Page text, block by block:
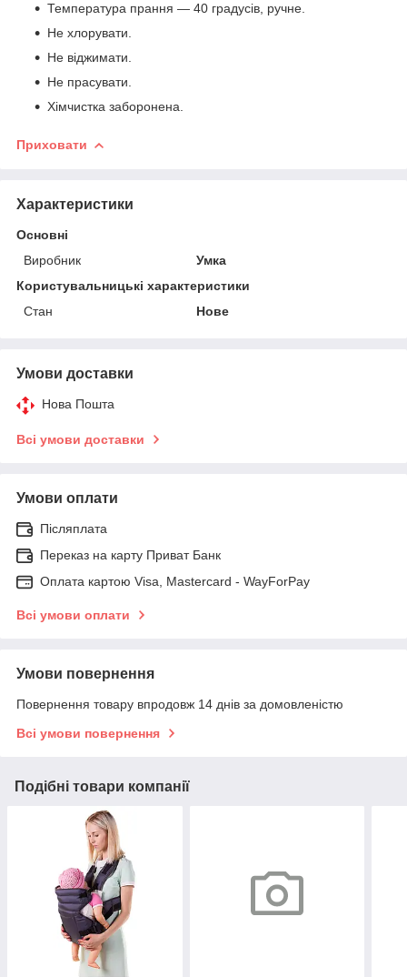
Температура прання — 40 градусів, ручне.
Не хлорувати.
Не віджимати.
Не прасувати.
Хімчистка заборонена.
Приховати
Характеристики
Основні
Виробник
Умка
Користувальницькі характеристики
Стан
Нове
Умови доставки
Нова Пошта
Всі умови доставки
Умови оплати
Післяплата
Переказ на карту Приват Банк
Оплата картою Visa, Mastercard - WayForPay
Всі умови оплати
Умови повернення
Повернення товару впродовж 14 днів за домовленістю
Всі умови повернення
Подібні товари компанії